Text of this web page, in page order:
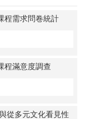
程需求問卷統計
程滿意度調查
從多元文化看見性